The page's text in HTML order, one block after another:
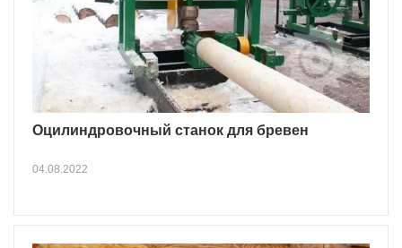
Оцилиндровочный станок для бревен
04.08.2022